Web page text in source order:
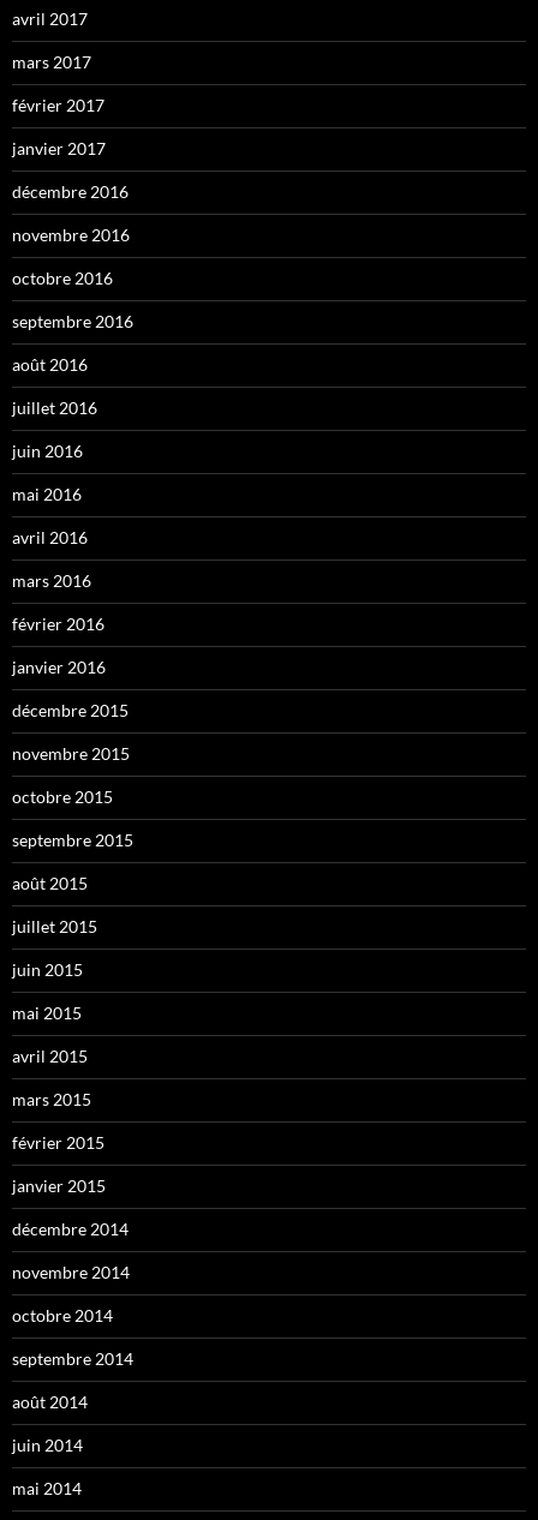
avril 2017
mars 2017
février 2017
janvier 2017
décembre 2016
novembre 2016
octobre 2016
septembre 2016
août 2016
juillet 2016
juin 2016
mai 2016
avril 2016
mars 2016
février 2016
janvier 2016
décembre 2015
novembre 2015
octobre 2015
septembre 2015
août 2015
juillet 2015
juin 2015
mai 2015
avril 2015
mars 2015
février 2015
janvier 2015
décembre 2014
novembre 2014
octobre 2014
septembre 2014
août 2014
juin 2014
mai 2014